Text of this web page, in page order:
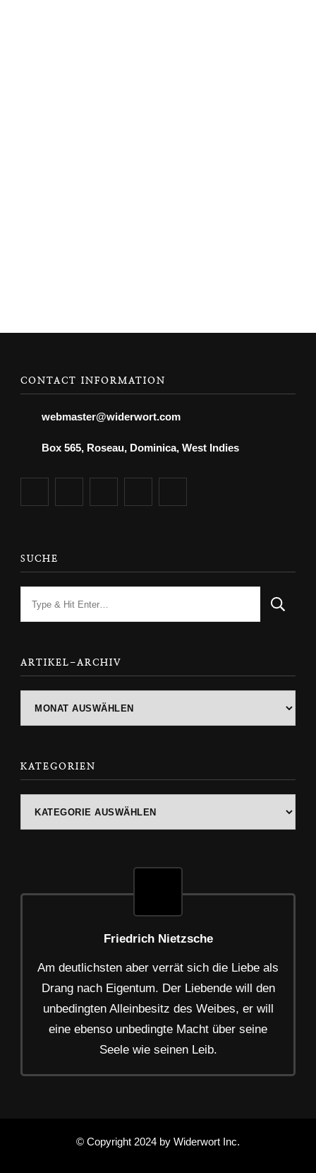
CONTACT INFORMATION
webmaster@widerwort.com
Box 565, Roseau, Dominica, West Indies
SUCHE
ARTIKEL-ARCHIV
KATEGORIEN
Friedrich Nietzsche
Am deutlichsten aber verrät sich die Liebe als
Drang nach Eigentum. Der Liebende will den
unbedingten Alleinbesitz des Weibes, er will
eine ebenso unbedingte Macht über seine
Seele wie seinen Leib.
© Copyright 2024 by Widerwort Inc.